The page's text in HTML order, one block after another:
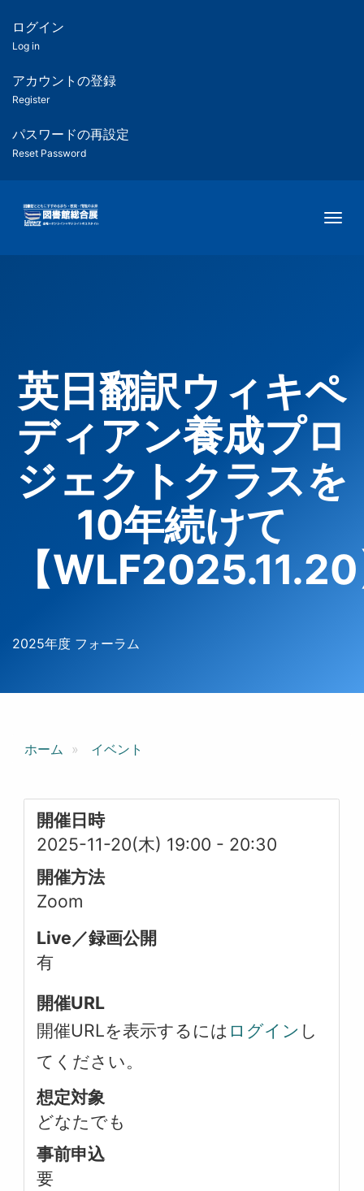
ツ
匿
名
ユ
ー
ー
用
メ
ー
ログイン
Log in
アカウントの登録
Register
パスワードの再設定
Reset Password
英日翻訳ウィキペ
ディアン養成プロ
ジェクトクラスを
10年続けて
【
2025年度 フォーラム
ホーム イベント
開催日時
2025-11-20(木) 19:00 - 20:30
開催方法
Zoom
Live／録画公開
有
開催URL
開催URLを表示するには ログイン し
てください。
想定対象
どなたでも
事前申込
要